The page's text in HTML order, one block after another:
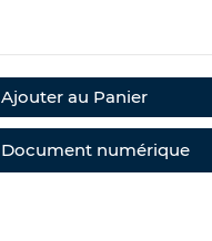
Ajouter au Panier
Document numérique